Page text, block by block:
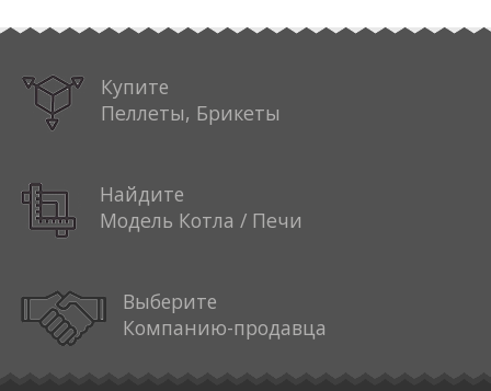
Купите
Пеллеты, Брикеты
Найдите
Модель Котла / Печи
Выберите
Компанию-продавца